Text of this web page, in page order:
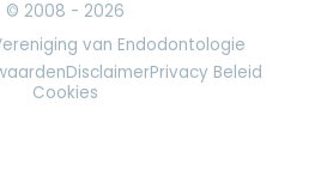
© 2008 - 2026
van Endodontologie
DisclaimerPrivacy Beleid
Cookies